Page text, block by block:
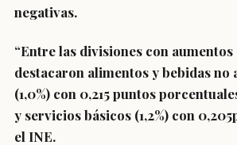
negativas.
“Entre las divisiones con
destacaron alimentos y bebidas no
(1,0%) con 0,215 puntos
y servicios básicos (1,2%) con
el INE.